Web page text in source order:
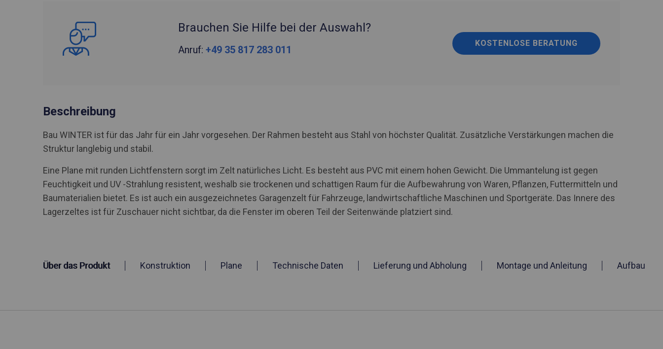
Brauchen Sie Hilfe bei der Auswahl?
Anruf: +49 35 817 283 011
KOSTENLOSE BERATUNG
Beschreibung
Bau WINTER ist für das Jahr für ein Jahr vorgesehen. Der Rahmen besteht aus Stahl von höchster Qualität. Zusätzliche Verstärkungen machen die
Struktur langlebig und stabil.
Eine Plane mit runden Lichtfenstern sorgt im Zelt natürliches Licht. Es besteht aus PVC mit einem hohen Gewicht. Die Ummantelung ist gegen
Feuchtigkeit und UV -Strahlung resistent, weshalb sie trockenen und schattigen Raum für die Aufbewahrung von Waren, Pflanzen, Futtermitteln und
Baumaterialien bietet. Es ist auch ein ausgezeichnetes Garagenzelt für Fahrzeuge, landwirtschaftliche Maschinen und Sportgeräte. Das Innere des
Lagerzeltes ist für Zuschauer nicht sichtbar, da die Fenster im oberen Teil der Seitenwände platziert sind.
Über das Produkt Konstruktion Plane Technische Daten Lieferung und Abholung Montage und Anleitung Aufbau